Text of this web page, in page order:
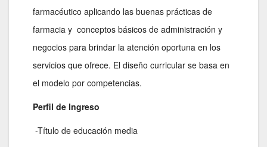
farmacéutico aplicando las buenas prácticas de
farmacia y conceptos básicos de administración y
negocios para brindar la atención oportuna en los
servicios que ofrece. El diseño curricular se basa en
el modelo por competencias.
Perfil de Ingreso
-Título de educación media